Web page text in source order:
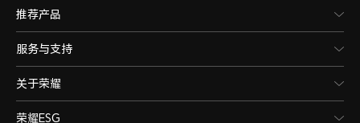
推荐产品
服务与支持
关于荣耀
荣耀ESG